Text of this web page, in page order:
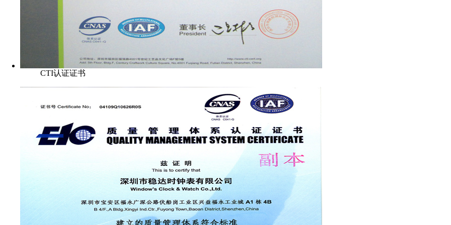
CTI认证证书